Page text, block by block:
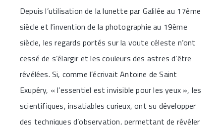
Depuis l’utilisation de la lunette par Galilée au 17ème
siècle et l’invention de la photographie au 19ème
siècle, les regards portés sur la voute céleste n’ont
cessé de s’élargir et les couleurs des astres d’être
révélées. Si, comme l’écrivait Antoine de Saint
Exupéry, « l’essentiel est invisible pour les yeux », les
scientifiques, insatiables curieux, ont su développer
des techniques d’observation, permettant de révéler